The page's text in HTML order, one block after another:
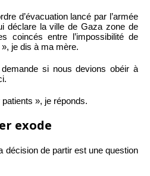
d’évacuation lancé par l’armée
déclare la ville de Gaza zone de
coincés entre l’impossibilité de
je dis à ma mère.
si nous devions obéir à
», je réponds.
exode
décision de partir est une question